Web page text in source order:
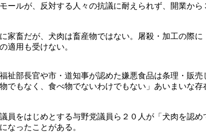
ルが、反対する人々の抗議に耐えられず、開業か
家畜だが、犬肉は畜産物ではない。屠殺・加工の際
適用も受けない。
祉部長官や市・道知事が認めた嫌悪食品は条理・販
でもなく、食べ物でないわけでもない」あいまいな
員をはじめとする与野党議員ら２０人が「犬肉を認
なったことがある。